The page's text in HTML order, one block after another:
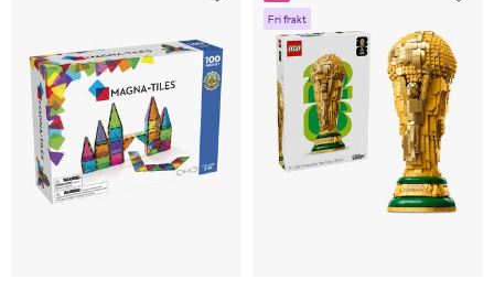
Fri frakt